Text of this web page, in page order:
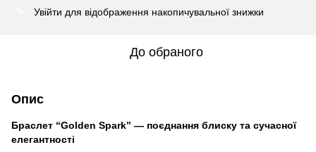
Увійти для відображення накопичувальної знижки
До обраного
Опис
Браслет “Golden Spark” — поєднання блиску та сучасної
елегантності